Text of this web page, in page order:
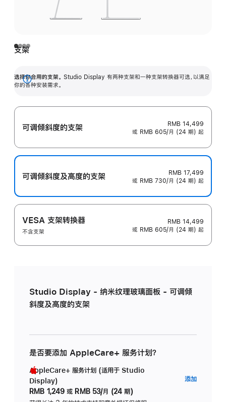
支架
选择你合用的支架。 Studio Display 有两种支架和一种支架转换器可选，以满足
你的各种安装需求。
展
可调倾斜度的支架
RMB 14,499
或 RMB 605/月 (24 期) 起
可调倾斜度及高‍度的支‍架
RMB 17,499
或 RMB 730/月 (24 期) 起
VESA 支架转换器
不含支架
RMB 14,499
或 RMB 605/月 (24 期) 起
Studio Display - 纳米纹理玻璃面板 - 可调倾
斜度及高度的支架
是否要添加 AppleCare+ 服务计划？
AppleCare+ 服务计划 (适用于 Studio
Display)
RMB 1,249 或 RMB 53/月 (24 期)
添加